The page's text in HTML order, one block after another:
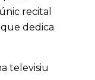
recital
dedica
televisiu